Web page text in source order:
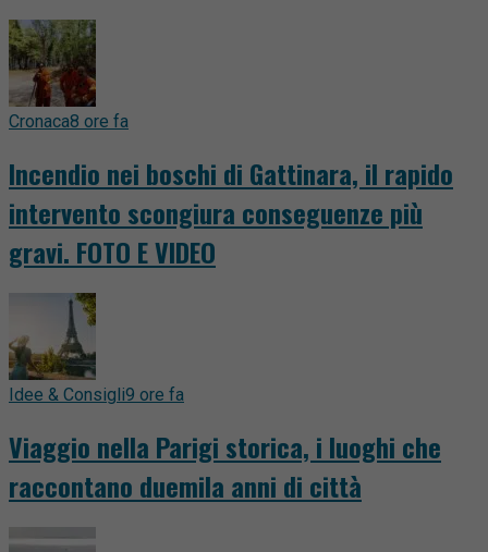
Cronaca8 ore fa
Incendio nei boschi di Gattinara, il rapido
intervento scongiura conseguenze più
gravi. FOTO E VIDEO
Idee & Consigli9 ore fa
Viaggio nella Parigi storica, i luoghi che
raccontano duemila anni di città